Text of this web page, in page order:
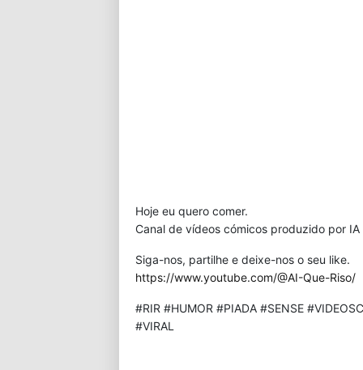
Hoje eu quero comer.
Canal de vídeos cómicos produzido por
Siga-nos, partilhe e deixe-nos o seu like.
https://www.youtube.com/@AI-Que-Riso/
#RIR #HUMOR #PIADA #SENSE
#VIRAL